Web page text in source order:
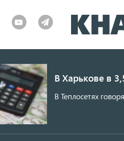
В Харькове в
В Теплосетях